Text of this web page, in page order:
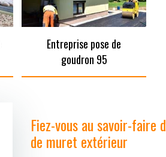
Entreprise pose de
goudron 95
Fiez-vous au savoir-faire
de muret extérieur